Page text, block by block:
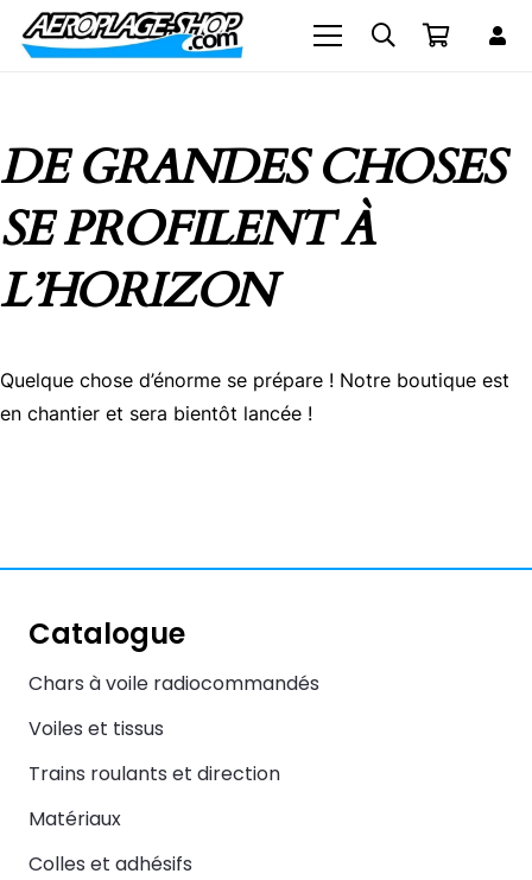
DE GRANDES CHOSES
SE PROFILENT À
L’HORIZON
Quelque chose d’énorme se prépare ! Notre boutique est
en chantier et sera bientôt lancée !
Catalogue
Chars à voile radiocommandés
Voiles et tissus
Trains roulants et direction
Matériaux
Colles et adhésifs